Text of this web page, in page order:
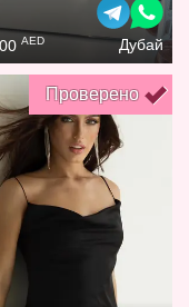
AED Дубай
Проверено